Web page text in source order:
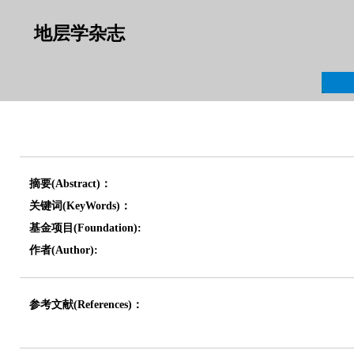
地层学杂志
摘要(Abstract)：
关键词(KeyWords)：
基金项目(Foundation):
作者(Author):
参考文献(References)：